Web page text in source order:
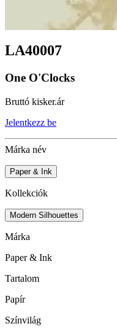
LA40007
One O'Clocks
Bruttó kisker.ár
Jelentkezz be
Márka név
Paper & Ink
Kollekciók
Modern Silhouettes
Márka
Paper & Ink
Tartalom
Papír
Színvilág